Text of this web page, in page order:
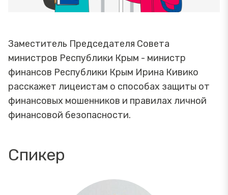
Заместитель Председателя Совета
министров Республики Крым - министр
финансов Республики Крым Ирина Кивико
расскажет лицеистам о способах защиты от
финансовых мошенников и правилах личной
финансовой безопасности.
Спикер